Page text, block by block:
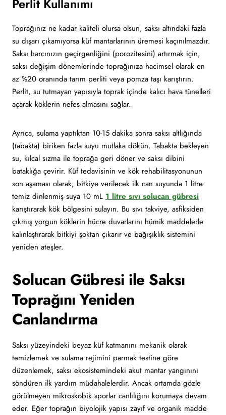
Perlit Kullanımı
Toprağınız ne kadar kaliteli olursa olsun, saksı altındaki fazla
su dışarı çıkamıyorsa küf mantarlarının üremesi kaçınılmazdır.
Saksı harcınızın geçirgenliğini (porozitesini) artırmak için,
saksı değişim dönemlerinde toprağınıza hacimsel olarak en
az %20 oranında tarım perliti veya pomza taşı karıştırın.
Perlit, su tutmayan yapısıyla toprak içinde kalıcı hava tünelleri
açarak köklerin nefes almasını sağlar.
Ayrıca, sulama yaptıktan 10-15 dakika sonra saksı altlığında
(tabakta) biriken fazla suyu mutlaka dökün. Tabakta bekleyen
su, kılcal sızma ile toprağa geri döner ve saksı dibini
bataklığa çevirir. Küf tedavisinin ve kök rehabilitasyonunun
son aşaması olarak, bitkiye verilecek ilk can suyunda 1 litre
temiz dinlenmiş suya 10 mL 1 litre sıvı solucan gübresi
karıştırarak kök bölgesini sulayın. Bu sıvı takviye, asfiksiden
çıkmış yorgun köklerin hücre duvarlarını hümik maddelerle
kalınlaştırarak bitkiyi şoktan çıkarır ve bağışıklık sistemini
yeniden ateşler.
Solucan Gübresi ile Saksı
Toprağını Yeniden
Canlandırma
Saksı yüzeyindeki beyaz küf katmanını mekanik olarak
temizlemek ve sulama rejimini parmak testine göre
düzenlemek, saksı ekosistemindeki akut mantar yangınını
söndüren ilk yardım müdahalelerdir. Ancak ortamda gözle
görülmeyen mikroskobik sporlar canlılığını korumaya devam
eder. Eğer toprağın biyolojik yapısı zayıf ve organik madde